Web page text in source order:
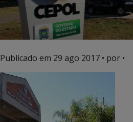
Publicado em 29 ago 2017 • por •